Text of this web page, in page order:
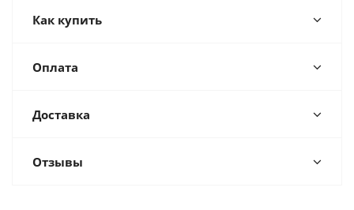
Как купить
Оплата
Доставка
Отзывы